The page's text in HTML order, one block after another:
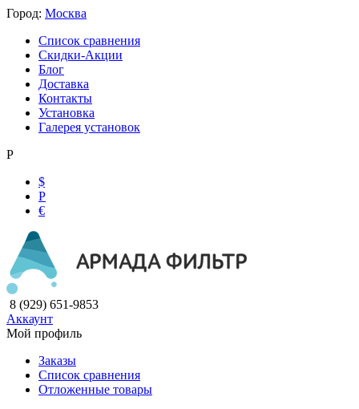
Город: Москва
Список сравнения
Скидки-Акции
Блог
Доставка
Контакты
Установка
Галерея установок
Р
$
Р
€
8 (929) 651-9853
Аккаунт
Мой профиль
Заказы
Список сравнения
Отложенные товары